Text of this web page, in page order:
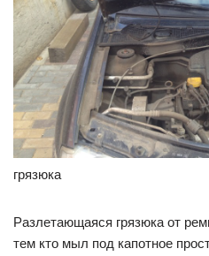
грязюка
Разлетающаяся грязюка от
тем кто мыл под капотное